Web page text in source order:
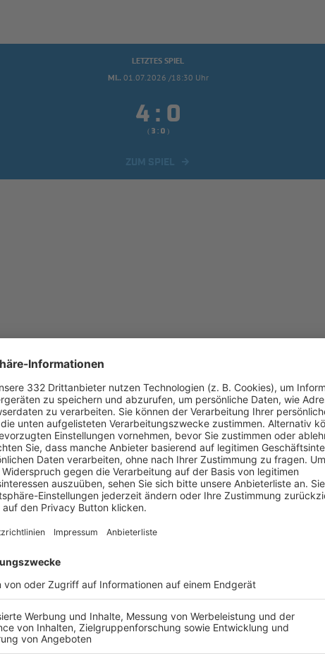
LETZTES SPIEL
MI.. 01.07.2026 /18:30 Uhr
 : 
(  :  )
UNSERE NEUIGKEITEN FÜR DICH
ALLE NEWS